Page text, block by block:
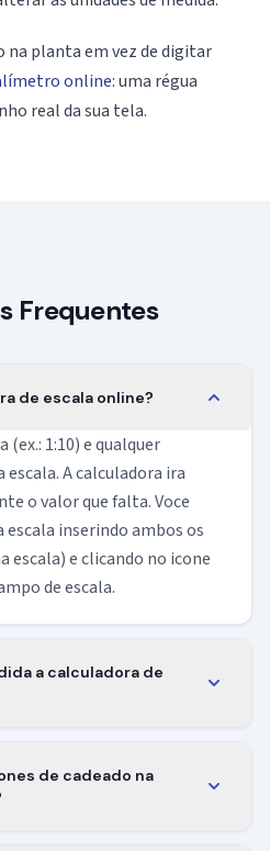
na planta em vez de digitar
online: uma régua
real da sua tela.
Frequentes
de escala online?
(ex.: 1:10) e qualquer
A calculadora ira
o valor que falta. Voce
inserindo ambos os
e clicando no icone
de escala.
a calculadora de
pes, jardas,
(nmi). Voce pode converter
de cadeado na